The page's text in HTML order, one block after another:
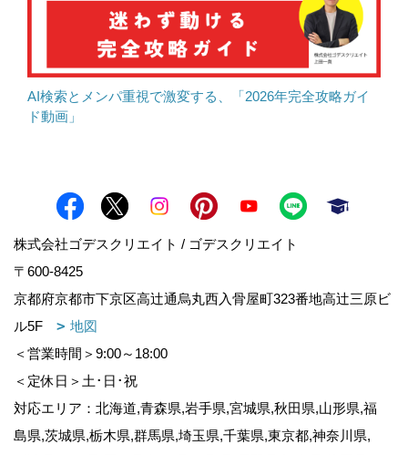
AI検索とメンパ重視で激変する、「2026年完全攻略ガイ
ド動画」
株式会社ゴデスクリエイト / ゴデスクリエイト
〒600-8425
京都府京都市下京区高辻通烏丸西入骨屋町323番地高辻三原ビ
ル5F
地図
＜営業時間＞9:00～18:00
＜定休日＞土･日･祝
対応エリア：北海道,青森県,岩手県,宮城県,秋田県,山形県,福
島県,茨城県,栃木県,群馬県,埼玉県,千葉県,東京都,神奈川県,